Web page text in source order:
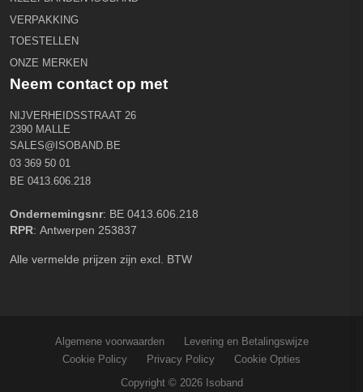
VERPAKKING
TOESTELLEN
ONZE MERKEN
Neem contact op met
NIJVERHEIDSSTRAAT 26
2390 MALLE
SALES@ISOBAND.BE
03 369 50 01
BE 0413.606.218
Ondernemingsnr: BE 0413.606.218
RPR: Antwerpen 253837
Alle vermelde prijzen zijn excl. BTW
Algemene voorwaarden
Levering en Betalingswijze
Cookie Policy
Privacy Policy
Cookie Opties
Copyright © 2026 Isoband